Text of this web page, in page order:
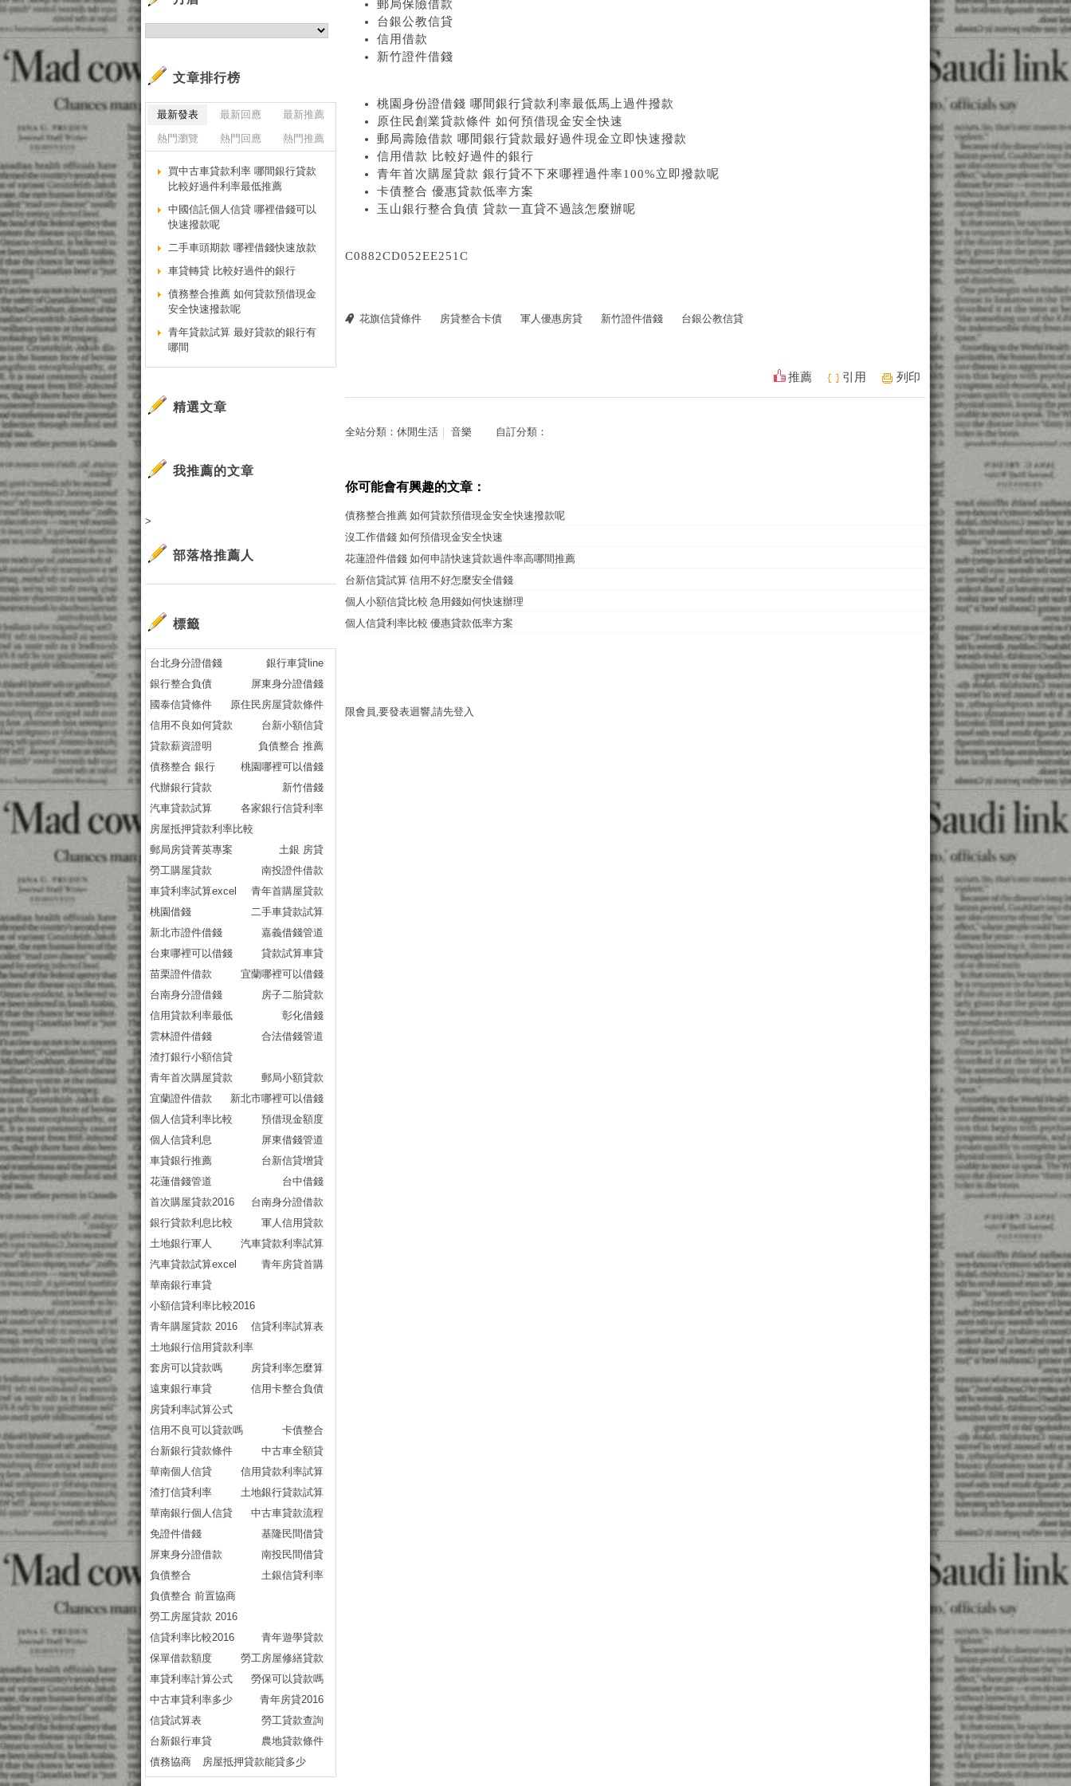
郵局保險借款
台銀公教信貸
信用借款
新竹證件借錢
桃園身份證借錢 哪間銀行貸款利率最低馬上過件撥款
原住民創業貸款條件 如何預借現金安全快速
郵局壽險借款 哪間銀行貸款最好過件現金立即快速撥款
信用借款 比較好過件的銀行
青年首次購屋貸款 銀行貸不下來哪裡過件率100%立即撥款呢
卡債整合 優惠貸款低率方案
玉山銀行整合負債 貸款一直貸不過該怎麼辦呢
C0882CD052EE251C
花旗信貸條件 房貸整合卡債 軍人優惠房貸 新竹證件借錢 台銀公教信貸
推薦 引用 列印
全站分類： 休閒生活 音樂 自訂分類：
你可能會有興趣的文章：
債務整合推薦 如何貸款預借現金安全快速撥款呢
沒工作借錢 如何預借現金安全快速
花蓮證件借錢 如何申請快速貸款過件率高哪間推薦
台新信貸試算 信用不好怎麼安全借錢
個人小額信貸比較 急用錢如何快速辦理
個人信貸利率比較 優惠貸款低率方案
限會員,要發表迴響,請先登入
文章排行榜
最新發表 最新回應
最新推薦
熱門瀏覽
熱門回應 熱門推薦
買中古車貸款利率 哪間銀行貸款
比較好過件利率最低推薦
中國信託個人信貸 哪裡借錢可以
快速撥款呢
二手車頭期款 哪裡借錢快速放款
車貸轉貸 比較好過件的銀行
債務整合推薦 如何貸款預借現金
安全快速撥款呢
青年貸款試算 最好貸款的銀行有
哪間
精選文章
我推薦的文章
>
部落格推薦人
標籤
台北身分證借錢
銀行車貸line
銀行整合負債
屏東身分證借錢
國泰信貸條件
原住民房屋貸款條件
信用不良如何貸款
台新小額信貸
貸款薪資證明
負債整合 推薦
債務整合 銀行
桃園哪裡可以借錢
代辦銀行貸款
新竹借錢
汽車貸款試算
各家銀行信貸利率
房屋抵押貸款利率比較
郵局房貸菁英專案
土銀 房貸
勞工購屋貸款
南投證件借款
車貸利率試算excel
青年首購屋貸款
桃園借錢
二手車貸款試算
新北市證件借錢
嘉義借錢管道
台東哪裡可以借錢
貸款試算車貸
苗栗證件借款
宜蘭哪裡可以借錢
台南身分證借錢
房子二胎貸款
信用貸款利率最低
彰化借錢
雲林證件借錢
合法借錢管道
渣打銀行小額信貸
青年首次購屋貸款
郵局小額貸款
宜蘭證件借款
新北市哪裡可以借錢
個人信貸利率比較
預借現金額度
個人信貸利息
屏東借錢管道
車貸銀行推薦
台新信貸增貸
花蓮借錢管道
台中借錢
首次購屋貸款2016
台南身分證借款
銀行貸款利息比較
軍人信用貸款
土地銀行軍人
汽車貸款利率試算
汽車貸款試算excel
青年房貸首購
華南銀行車貸
小額信貸利率比較2016
青年購屋貸款 2016
信貸利率試算表
土地銀行信用貸款利率
套房可以貸款嗎
房貸利率怎麼算
遠東銀行車貸
信用卡整合負債
房貸利率試算公式
信用不良可以貸款嗎
卡債整合
台新銀行貸款條件
中古車全額貸
華南個人信貸
信用貸款利率試算
渣打信貸利率
土地銀行貸款試算
華南銀行個人信貸
中古車貸款流程
免證件借錢
基隆民間借貸
屏東身分證借款
南投民間借貸
負債整合
土銀信貸利率
負債整合 前置協商
勞工房屋貸款 2016
信貸利率比較2016
青年遊學貸款
保單借款額度
勞工房屋修繕貸款
車貸利率計算公式
勞保可以貸款嗎
中古車貸利率多少
青年房貸2016
信貸試算表
勞工貸款查詢
台新銀行車貸
農地貸款條件
債務協商
房屋抵押貸款能貸多少